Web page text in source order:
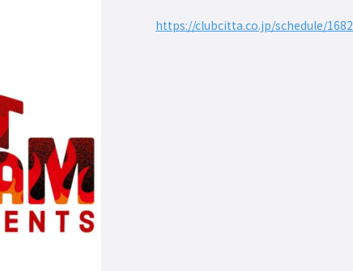
https://clubcitta.co.jp/schedule/1682